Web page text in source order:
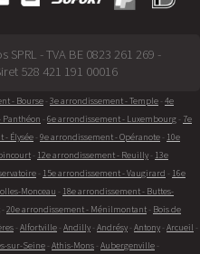
- TVA BE 0823 261 269 -
528 421 191 00016
- Bourse - 3e arrondissement - Temple - 4e
Panthéon - 6e arrondissement - Luxembourg - 7e
- Élysée - 9e arrondissement - Opéranote - 10e
- 12e arrondissement - Reuilly - 13e
- 15e arrondissement - Vaugirard - 16e
Monceau - 18e arrondissement - Buttes-
- 20e arrondissement - Ménilmontant - Bois de
- Alfortville - Andilly - Andrésy - Antony - Arcueil -
sur-Seine - Athis-Mons - Aubergenville -